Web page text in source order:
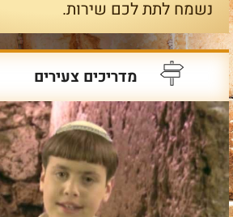
נשמח לתת לכם שירות.
מדריכים צעירים